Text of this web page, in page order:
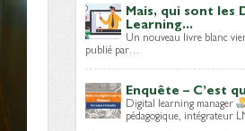
Mais, qui sont les
Learning...
Un nouveau livre blanc
publié par…
Enquête – C’est
Digital learning manager
pédagogique, intégrateur